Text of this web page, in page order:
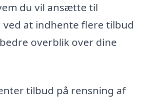
du vil ansætte til
ved at indhente flere tilbud
overblik over dine
tilbud på rensning af